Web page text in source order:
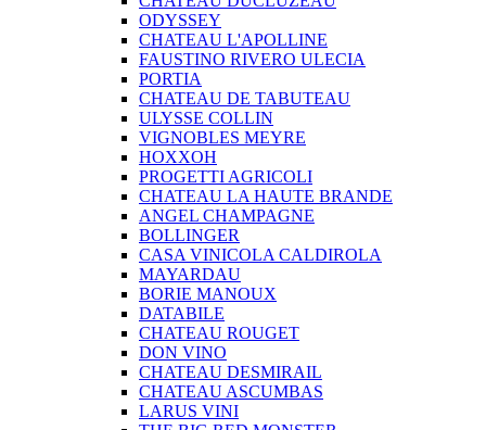
ODYSSEY
CHATEAU L'APOLLINE
FAUSTINO RIVERO ULECIA
PORTIA
CHATEAU DE TABUTEAU
ULYSSE COLLIN
VIGNOBLES MEYRE
HOXXOH
PROGETTI AGRICOLI
CHATEAU LA HAUTE BRANDE
ANGEL CHAMPAGNE
BOLLINGER
CASA VINICOLA CALDIROLA
MAYARDAU
BORIE MANOUX
DATABILE
CHATEAU ROUGET
DON VINO
CHATEAU DESMIRAIL
CHATEAU ASCUMBAS
LARUS VINI